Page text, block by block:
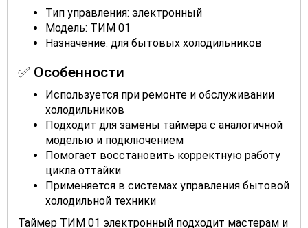
Тип управления: электронный
Модель: ТИМ 01
Назначение: для бытовых холодильников
✅ Особенности
Используется при ремонте и обслуживании
холодильников
Подходит для замены таймера с аналогичной
моделью и подключением
Помогает восстановить корректную работу
цикла оттайки
Применяется в системах управления бытовой
холодильной техники
Таймер ТИМ 01 электронный подходит мастерам и